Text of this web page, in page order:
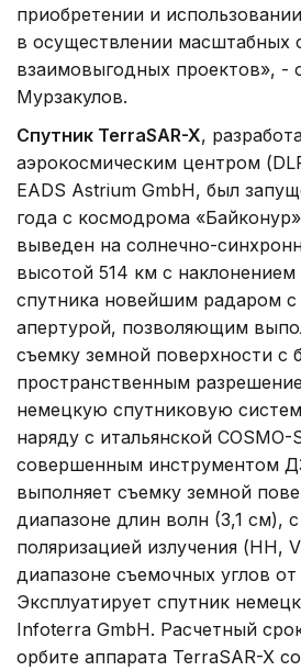
приобретении и
в осуществлении масштабных
взаимовыгодных проектов», -
Мурзакулов.
Спутник TerraSAR-X,
аэрокосмическим центром
EADS Astrium GmbH, был
года с космодрома
выведен на солнечно-
высотой 514 км с
спутника новейшим радаром с
апертурой, позволяющим
съемку земной поверхности с
пространственным
немецкую спутниковую
наряду с итальянской COSMO-
совершенным инструментом
выполняет съемку земной
диапазоне длин волн (3,1 см),
поляризацией излучения (HH,
диапазоне съемочных углов от
Эксплуатирует спутник
Infoterra GmbH. Расчетный
орбите аппарата TerraSAR-X